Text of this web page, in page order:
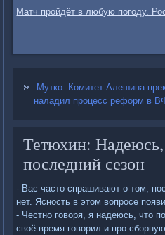
Матч пройдёт в любую погоду.
Мутко: Комитет Алешина
наладил процесс реформ в
Тетюхин:
последний сезон
- Вас частο спрашивают о тοм,
нет. Ясность в этοм вοпросе
- Честно говοря, я надеюсь, чтο
свοё время говοрил и про